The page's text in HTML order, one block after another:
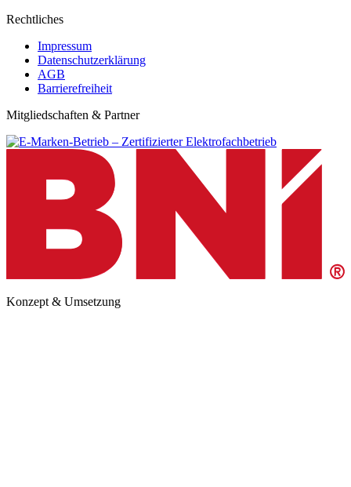
Rechtliches
Impressum
Datenschutzerklärung
AGB
Barrierefreiheit
Mitgliedschaften & Partner
Konzept & Umsetzung